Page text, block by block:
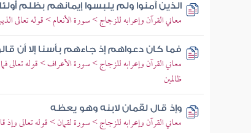
الذين آمنوا ولم يلبسوا إيمانهم بظلم
معاني القرآن وإعرابه للزجاج > سورة الأنعام > قوله تعالى
فما كان دعواهم إذ جاءهم بأسنا إلا أن
معاني القرآن وإعرابه للزجاج > سورة الأعراف > قوله تعالى
ظالمين
وإذ قال لقمان لابنه وهو يعظه
معاني القرآن وإعرابه للزجاج > سورة لقمان > قوله تعالى وإذ